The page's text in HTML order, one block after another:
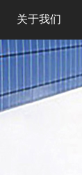
关于我们